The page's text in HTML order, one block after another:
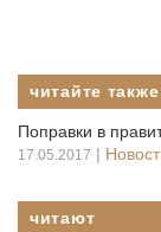
читайте также
Поправки в
17.05.2017 |
читают